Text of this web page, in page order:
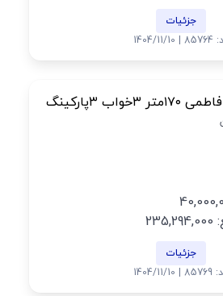
جزئیات
11/10
۳پارکینگ
جزئیات
11/10